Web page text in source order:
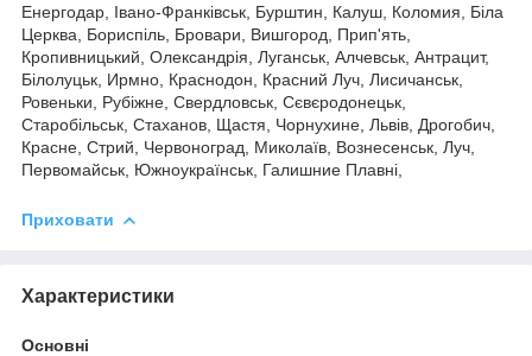
Енергодар, Івано-Франківськ, Бурштин, Калуш, Коломия, Біла
Церква, Бориспіль, Бровари, Вишгород, Прип'ять,
Кропивницький, Олександрія, Луганськ, Алчевськ, Антрацит,
Білолуцьк, Ирмно, Краснодон, Красний Луч, Лисичанськ,
Ровеньки, Рубіжне, Свердловськ, Сєвєродонецьк,
Старобільськ, Стаханов, Щастя, Чорнухине, Львів, Дрогобич,
Красне, Стрий, Червоноград, Миколаїв, Вознесенськ, Луч,
Первомайськ, Южноукраїнськ, Галишние Плавні,
Приховати
Характеристики
Основні